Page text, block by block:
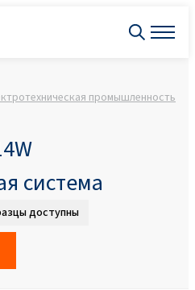
промышленность
система
доступны